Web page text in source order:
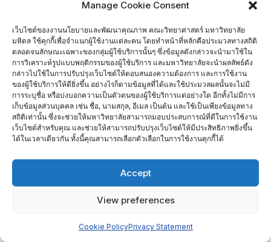
Manage Cookie Consent
เว็บไซต์ของงานนโยบายและพัฒนาคุณภาพ คณะวิทยาศาสตร์ มหาวิทยาลัย
มหิดล ใช้คุกกี้เพื่อจำแนกผู้ใช้งานแต่ละคน โดยทำหน้าที่หลักคือประมวลทางสถิติ
ตลอดจนลักษณะเฉพาะของกลุ่มผู้ใช้บริการนั้นๆ ซึ่งข้อมูลดังกล่าวจะนำมาใช้ใน
การวิเคราะห์รูปแบบพฤติกรรมของผู้ใช้บริการ และมหาวิทยาลัยจะนำผลลัพธ์ดัง
กล่าวไปใช้ในการปรับปรุงเว็บไซต์ให้ตอบสนองความต้องการ และการใช้งาน
ของผู้ใช้บริการให้ดียิ่งขึ้น อย่างไรก็ตามข้อมูลที่ได้และใช้ประมวลผลนั้นจะไม่มี
การระบุชื่อ หรือบ่งบอกความเป็นตัวตนของผู้ใช้บริการแต่อย่างใด อีกทั้งไม่มีการ
เก็บข้อมูลส่วนบุคคล เช่น ชื่อ, นามสกุล, อีเมล เป็นต้น และใช้เป็นเพียงข้อมูลทาง
สถิติเท่านั้น ซึ่งจะช่วยให้มหาวิทยาลัยสามารถมอบประสบการณ์ที่ดีในการใช้งาน
เว็บไซต์สำหรับคุณ และช่วยให้สามารถปรับปรุงเว็บไซต์ให้มีประสิทธิภาพยิ่งขึ้น
ได้ในเวลาเดียวกัน ทั้งนี้คุณสามารถเลือกตัวเลือกในการใช้งานคุกกี้ได้
Accept
View preferences
Cookie PolicyPrivacy Statement
การอบรมพัฒนาหัวหน้าภาควิชา (HDP)
คณะกรรมการรับเรื่องร้องเรียน
คณะผู้บริหารคณะวิทยาศาสตร์ ที่ผ่านการอบรมด้านพัฒนา
คุณภาพ
คณะผู้บริหารคณะวิทยาศาสตร์ ปี 2558- 2562
ผู้ตรวจประเมิน MUQD